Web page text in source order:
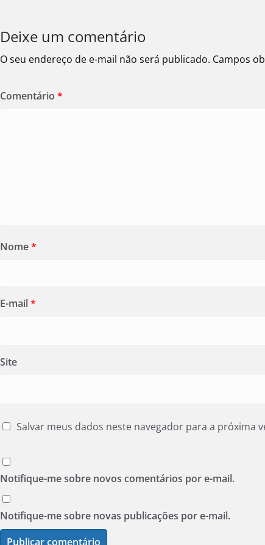
Deixe um comentário
O seu endereço de e-mail não será publicado. Campos
Comentário *
Nome*
E-mail*
Site
Salvar meus dados neste navegador para a próxima
Notifique-me sobre novos comentários por e-mail.
Notifique-me sobre novas publicações por e-mail.